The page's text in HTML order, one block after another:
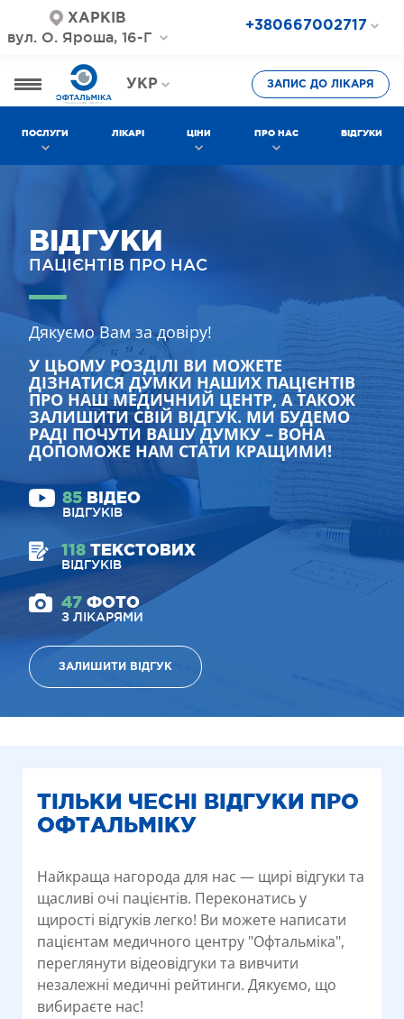
ХАРКІВ
вул. О. Яроша, 16-Г
+380667002717
+380577002717
УКР
РОС
ЗАПИС ДО ЛІКАРЯ
ПОСЛУГИ ЛІКАРІ ЦІНИ ПРО НАС ВІДГУКИ
ВІДГУКИ
ПАЦІЄНТІВ ПРО НАС
Дякуємо Вам за довіру!
У ЦЬОМУ РОЗДІЛІ ВИ МОЖЕТЕ
ДІЗНАТИСЯ ДУМКИ НАШИХ ПАЦІЄНТІВ
ПРО НАШ МЕДИЧНИЙ ЦЕНТР, А ТАКОЖ
ЗАЛИШИТИ СВІЙ ВІДГУК. МИ БУДЕМО
РАДІ ПОЧУТИ ВАШУ ДУМКУ – ВОНА
ДОПОМОЖЕ НАМ СТАТИ КРАЩИМИ!
85 ВІДЕО
ВІДГУКІВ
118 ТЕКСТОВИХ
ВІДГУКІВ
47 ФОТО
З ЛІКАРЯМИ
ЗАЛИШИТИ ВІДГУК
ТІЛЬКИ ЧЕСНІ ВІДГУКИ ПРО
ОФТАЛЬМІКУ
Найкраща нагорода для нас — щирі відгуки та
щасливі очі пацієнтів. Переконатись у
щирості відгуків легко! Ви можете написати
пацієнтам медичного центру "Офтальміка",
переглянути відеовідгуки та вивчити
незалежні медичні рейтинги. Дякуємо, що
вибираєте нас!